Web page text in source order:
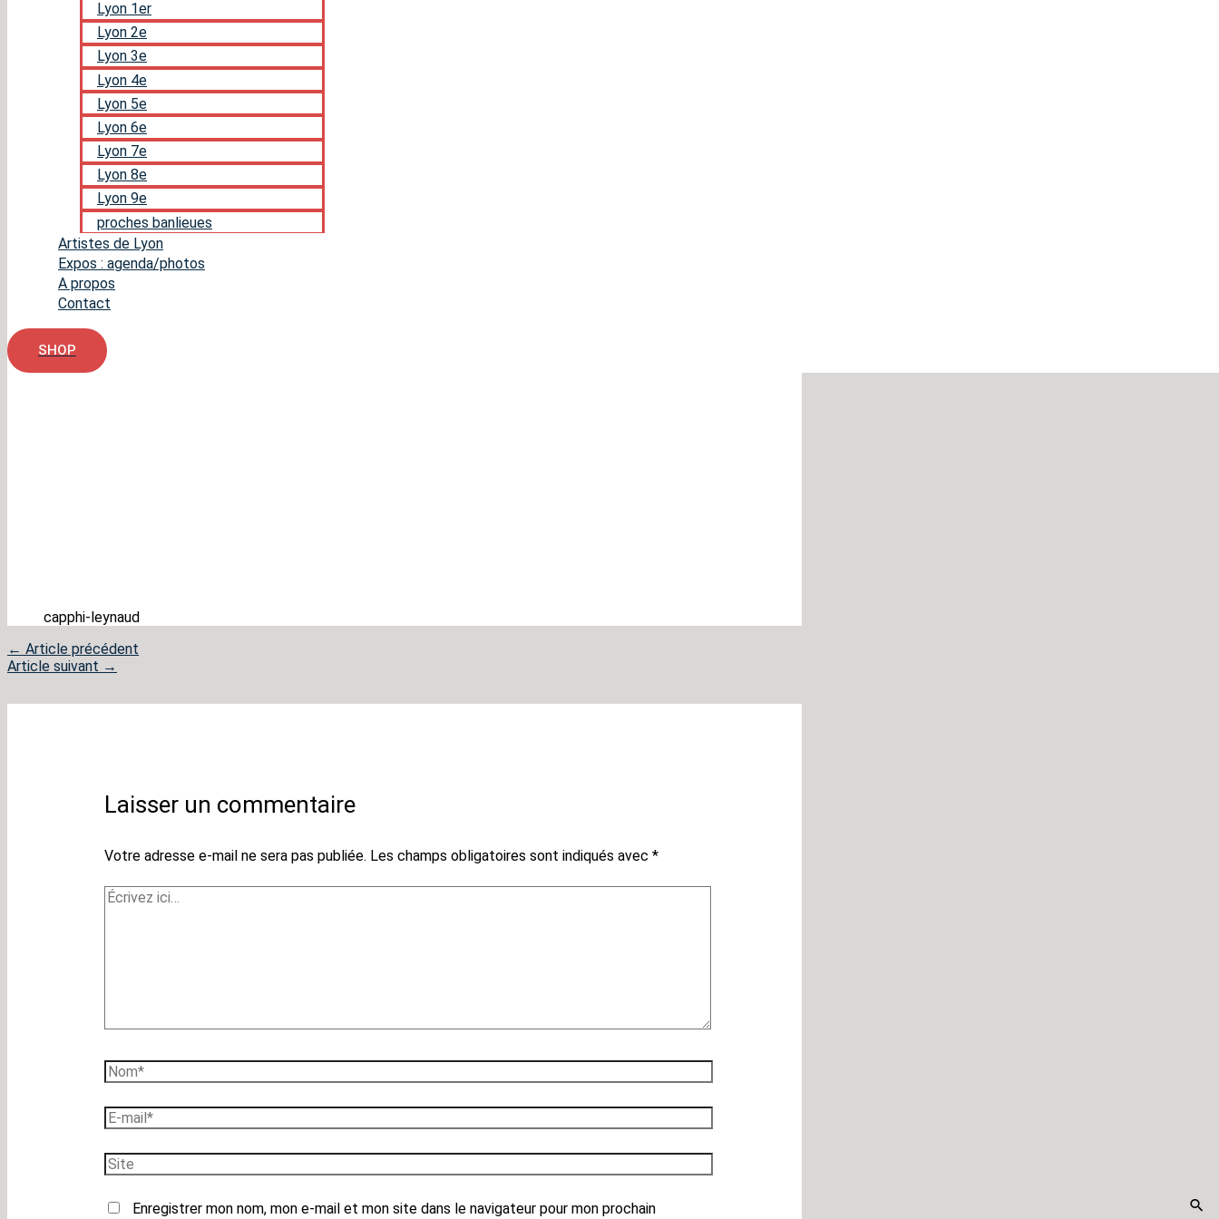
Lyon 1er
Lyon 2e
Lyon 3e
Lyon 4e
Lyon 5e
Lyon 6e
Lyon 7e
Lyon 8e
Lyon 9e
proches banlieues
Artistes de Lyon
Expos : agenda/photos
A propos
Contact
SHOP
capphi-leynaud
← Article précédent
Article suivant →
Laisser un commentaire
Votre adresse e-mail ne sera pas publiée. Les champs obligatoires sont indiqués avec *
Écrivez
Nom*
E-
mail*
Site
Enregistrer mon nom, mon e-mail et mon site dans le navigateur pour mon prochain